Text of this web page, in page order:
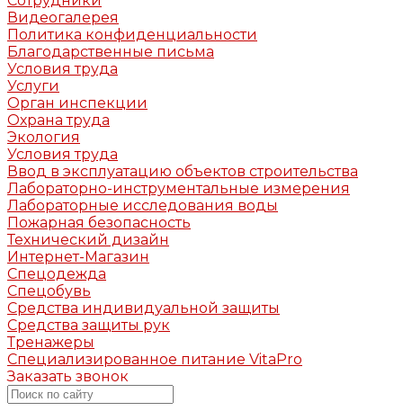
Видеогалерея
Политика конфиденциальности
Благодарственные письма
Условия труда
Услуги
Орган инспекции
Охрана труда
Экология
Условия труда
Ввод в эксплуатацию объектов строительства
Лабораторно-инструментальные измерения
Лабораторные исследования воды
Пожарная безопасность
Технический дизайн
Интернет-Магазин
Спецодежда
Спецобувь
Средства индивидуальной защиты
Средства защиты рук
Тренажеры
Специализированное питание VitaPro
Заказать звонок